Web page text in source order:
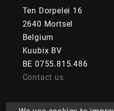
Ten Dorpelei 16
2640 Mortsel
Belgium
Kuubix BV
BE 0755.815.486
Contact us